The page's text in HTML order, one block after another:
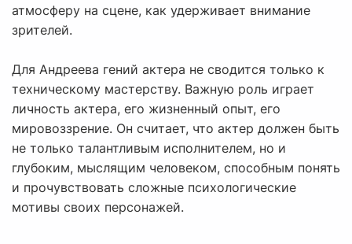
атмосферу на сцене, как удерживает внимание
зрителей.
Для Андреева гений актера не сводится только к
техническому мастерству. Важную роль играет
личность актера, его жизненный опыт, его
мировоззрение. Он считает, что актер должен быть
не только талантливым исполнителем, но и
глубоким, мыслящим человеком, способным понять
и прочувствовать сложные психологические
мотивы своих персонажей.